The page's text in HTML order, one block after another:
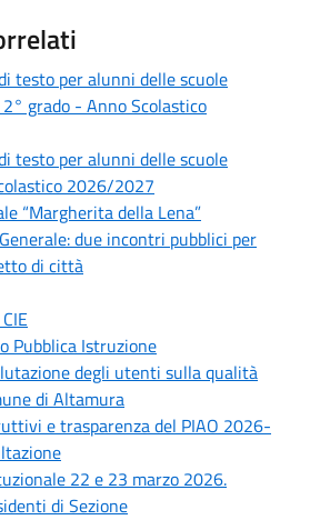
testo per alunni delle scuole
grado - Anno Scolastico
testo per alunni delle scuole
2026/2027
“Margherita della Lena”
due incontri pubblici per
di città
Pubblica Istruzione
degli utenti sulla qualità
di Altamura
e trasparenza del PIAO 2026-
22 e 23 marzo 2026.
di Sezione